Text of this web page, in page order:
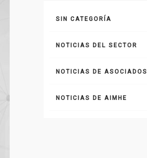
SIN CATEGORÍA
NOTICIAS DEL SECTOR
NOTICIAS DE ASOCIADOS
NOTICIAS DE AIMHE